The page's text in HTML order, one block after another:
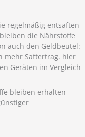
regelmäßig entsaften
die Nährstoffe
auch den Geldbeutel:
mehr Saftertrag. hier
Geräten im Vergleich
bleiben erhalten